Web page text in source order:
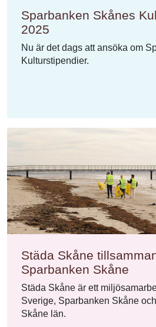
Sparbanken Skånes
2025
Nu är det dags att ansöka om
Kulturstipendier.
Städa Skåne
Sparbanken Skåne
Städa Skåne är ett
Sverige, Sparbanken Skåne
Skåne län.